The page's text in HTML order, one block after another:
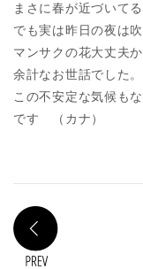
まさに春が近づいて
でも実は昨日の夜は
マンサクの花大丈夫
余計なお世話でした
この不安定な気候も
です （カナ）